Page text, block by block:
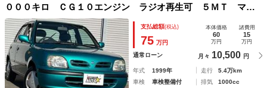
０００キロ ＣＧ１０エンジン ラジオ再生可 ５ＭＴ マニ
ュアル車
支払総額(税込)
75 万円
本体価格
60
万円
諸費用
15
万円
通常ローン 月々 10,500 円
年式 1999年 走行
5.4万km
車検
車検整備付 排気
1000cc